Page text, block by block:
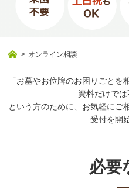
> オンライン相談
「お墓やお位牌のお困りごと
資料だけで
という方のために、お気軽にご
受付を開
必要